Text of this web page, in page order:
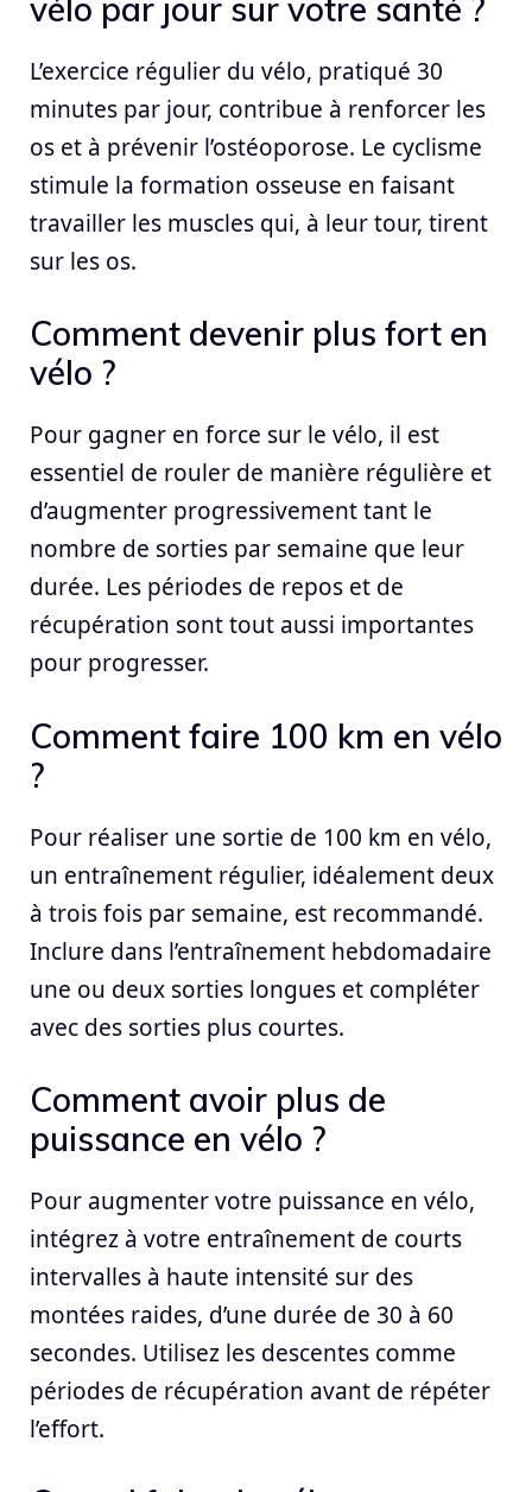
vélo par jour sur votre santé ?
L’exercice régulier du vélo, pratiqué 30
minutes par jour, contribue à renforcer les
os et à prévenir l’ostéoporose. Le cyclisme
stimule la formation osseuse en faisant
travailler les muscles qui, à leur tour, tirent
sur les os.
Comment devenir plus fort en
vélo ?
Pour gagner en force sur le vélo, il est
essentiel de rouler de manière régulière et
d’augmenter progressivement tant le
nombre de sorties par semaine que leur
durée. Les périodes de repos et de
récupération sont tout aussi importantes
pour progresser.
Comment faire 100 km en vélo
?
Pour réaliser une sortie de 100 km en vélo,
un entraînement régulier, idéalement deux
à trois fois par semaine, est recommandé.
Inclure dans l’entraînement hebdomadaire
une ou deux sorties longues et compléter
avec des sorties plus courtes.
Comment avoir plus de
puissance en vélo ?
Pour augmenter votre puissance en vélo,
intégrez à votre entraînement de courts
intervalles à haute intensité sur des
montées raides, d’une durée de 30 à 60
secondes. Utilisez les descentes comme
périodes de récupération avant de répéter
l’effort.